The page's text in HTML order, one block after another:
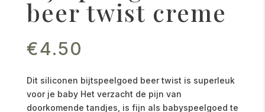
beer twist creme
€4.50
Dit siliconen bijtspeelgoed beer twist is superleuk
voor je baby Het verzacht de pijn van
doorkomende tandjes, is fijn als babyspeelgoed te